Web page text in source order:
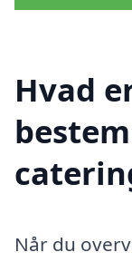
Hvad
Når du